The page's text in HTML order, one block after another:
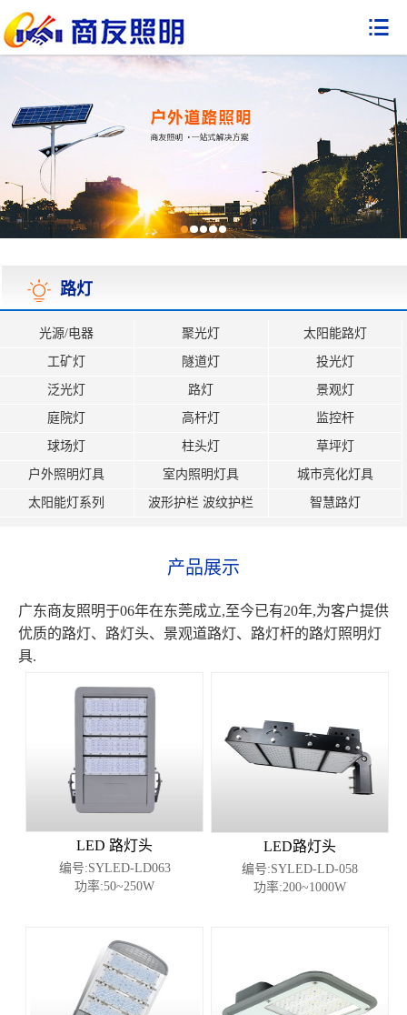

路灯
光源/电器 聚光灯 太阳能路灯
工矿灯 隧道灯 投光灯
泛光灯 路灯 景观灯
庭院灯 高杆灯 监控杆
球场灯 柱头灯 草坪灯
户外照明灯具 室内照明灯具 城市亮化灯具
太阳能灯系列 波形护栏 波纹护栏 智慧路灯
产品展示
广东商友照明于06年在东莞成立,至今已有20年,为客户提供
优质的路灯、路灯头、景观道路灯、路灯杆的路灯照明灯
具.
LED 路灯头
编号:SYLED-LD063
功率:50~250W
LED路灯头
编号:SYLED-LD-058
功率:200~1000W